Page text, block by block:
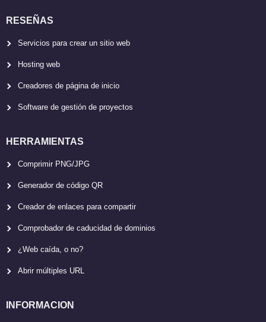
RESEÑAS
Servicios para crear un sitio web
Hosting web
Creadores de página de inicio
Software de gestión de proyectos
HERRAMIENTAS
Comprimir PNG/JPG
Generador de código QR
Creador de enlaces para compartir
Comprobador de caducidad de dominios
¿Web caída, o no?
Abrir múltiples URL
INFORMACION